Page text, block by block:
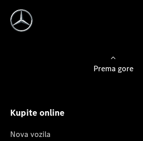
Prema gore
Kupite online
Nova vozila